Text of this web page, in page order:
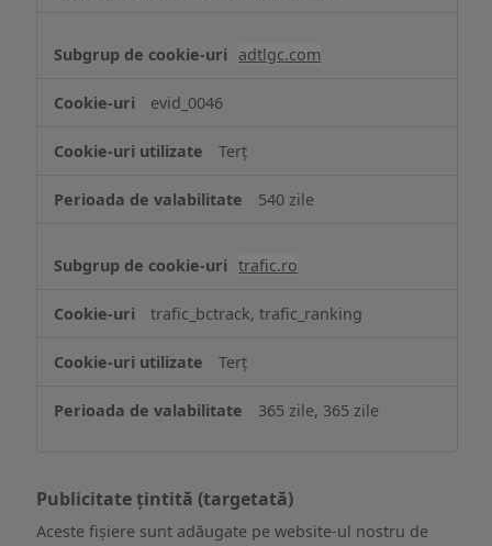
adtlgc.com
evid_0046
Terț
540 zile
trafic.ro
trafic_bctrack, trafic_ranking
Terț
365 zile, 365 zile
Publicitate țintită (targetată)
Aceste fișiere sunt adăugate pe website-ul nostru de